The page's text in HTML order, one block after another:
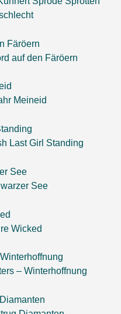
auf den Färöern
Meineid
Last Girl Standing
See
Wicked
– Winterhoffnung